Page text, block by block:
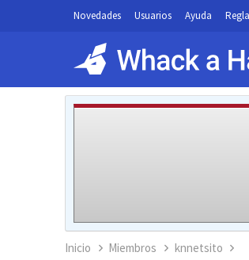
Novedades Usuarios Ayuda
Inicio Miembros knnetsito